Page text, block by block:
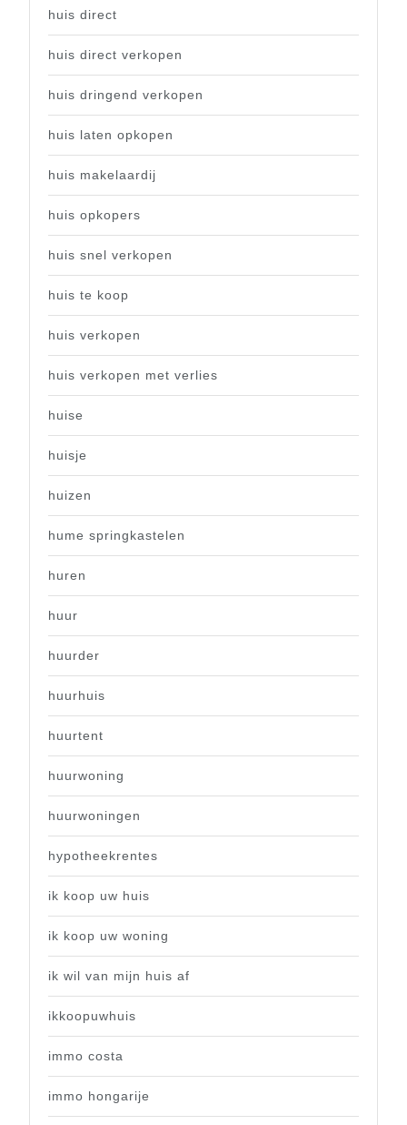
huis direct
huis direct verkopen
huis dringend verkopen
huis laten opkopen
huis makelaardij
huis opkopers
huis snel verkopen
huis te koop
huis verkopen
huis verkopen met verlies
huise
huisje
huizen
hume springkastelen
huren
huur
huurder
huurhuis
huurtent
huurwoning
huurwoningen
hypotheekrentes
ik koop uw huis
ik koop uw woning
ik wil van mijn huis af
ikkoopuwhuis
immo costa
immo hongarije